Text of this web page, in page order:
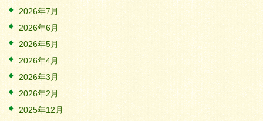
2026年7月
2026年6月
2026年5月
2026年4月
2026年3月
2026年2月
2025年12月